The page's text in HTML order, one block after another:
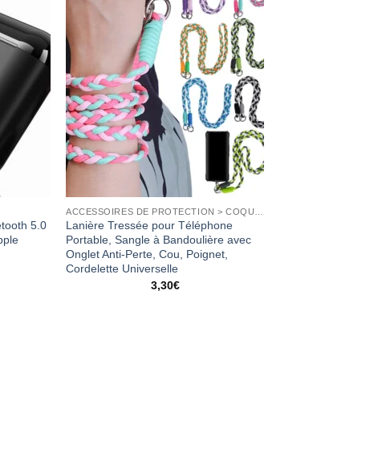
5.0
Lanière Tressée pour Téléphone
Portable, Sangle à Bandoulière avec
Onglet Anti-Perte, Cou, Poignet,
Cordelette Universelle
3,30€